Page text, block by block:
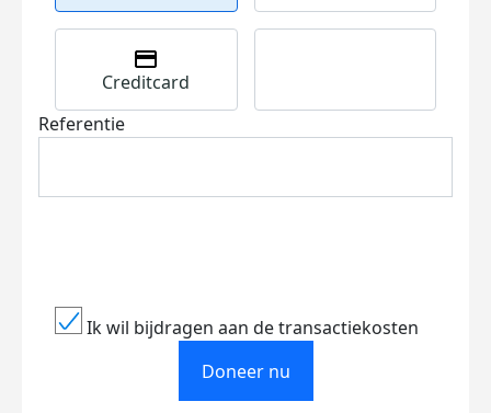
Creditcard
Referentie
Ik wil bijdragen aan de transactiekosten
Doneer nu